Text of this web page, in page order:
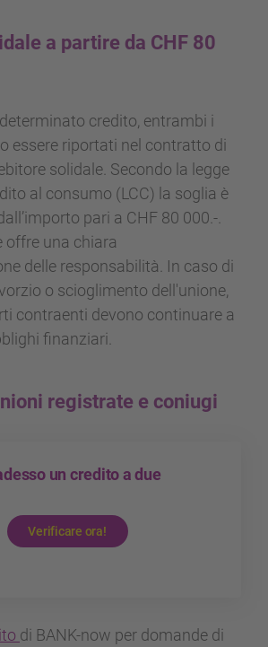
a partire da CHF 80
credito, entrambi i
essere riportati nel contratto di
solidale. Secondo la legge
al consumo (LCC) la soglia è
pari a CHF 80 000.-.
offre una chiara
delle responsabilità. In caso di
o scioglimento dell'unione,
contraenti devono continuare a
finanziari.
registrate e coniugi
un credito a due
Verificare ora!
di BANK-now per domande di